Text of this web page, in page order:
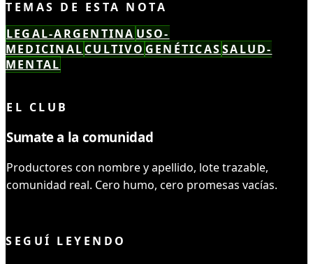
TEMAS DE ESTA NOTA
LEGAL-ARGENTINA USO-
MEDICINAL CULTIVO GENÉTICASSALUD-
MENTAL
EL CLUB
Sumate a la comunidad
Productores con nombre y apellido, lote trazable,
comunidad real. Cero humo, cero promesas vacías.
SEGUÍ LEYENDO